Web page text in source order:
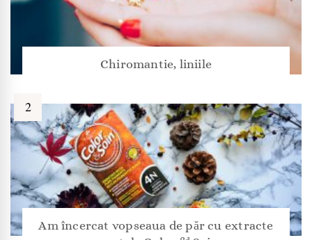
Chiromantie, liniile
Am încercat vopseaua de păr cu extracte